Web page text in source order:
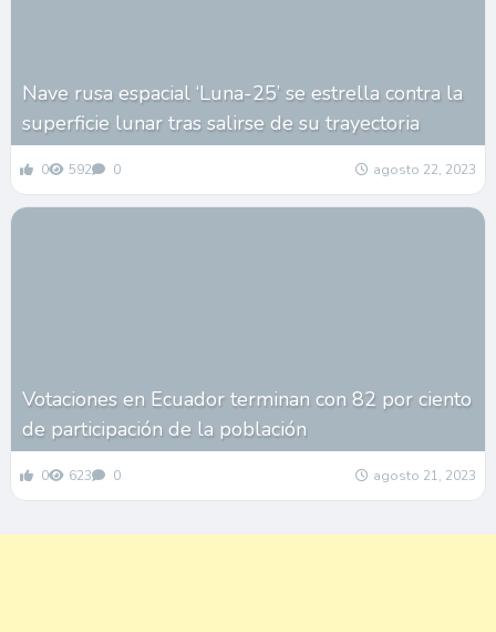
Nave rusa espacial ‘Luna-25’ se estrella contra la
superficie lunar tras salirse de su trayectoria
0 592 0 agosto 22, 2023
Votaciones en Ecuador terminan con 82 por ciento
de participación de la población
0 623 0 agosto 21, 2023